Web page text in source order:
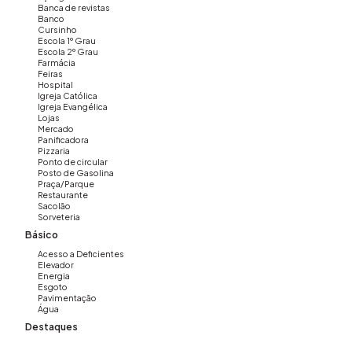
Entre em contato e agende uma visita!
Imovibe Imóveis: (19) 3648-8494
A imobiliária que causa magia em VOCÊ!
Banca de revistas
Banco
Cursinho
Escola 1º Grau
Escola 2º Grau
Farmácia
Feiras
Hospital
Igreja Católica
Igreja Evangélica
Lojas
Mercado
Panificadora
Pizzaria
Ponto de circular
Posto de Gasolina
Praça/Parque
Restaurante
Sacolão
Sorveteria
Básico
Acesso a Deficientes
Elevador
Energia
Esgoto
Pavimentação
Água
Destaques